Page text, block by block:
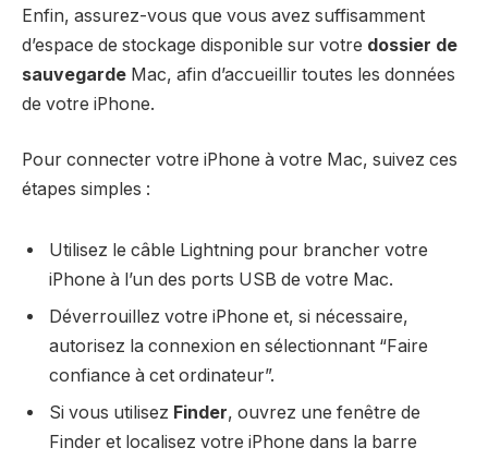
Enfin, assurez-vous que vous avez suffisamment
d’espace de stockage disponible sur votre dossier de
sauvegarde Mac, afin d’accueillir toutes les données
de votre iPhone.
Pour connecter votre iPhone à votre Mac, suivez ces
étapes simples :
Utilisez le câble Lightning pour brancher votre
iPhone à l’un des ports USB de votre Mac.
Déverrouillez votre iPhone et, si nécessaire,
autorisez la connexion en sélectionnant “Faire
confiance à cet ordinateur”.
Si vous utilisez Finder, ouvrez une fenêtre de
Finder et localisez votre iPhone dans la barre